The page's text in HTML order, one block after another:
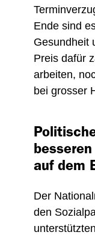
Ende sind
Gesundheit
Preis dafür
arbeiten,
bei grosser
auf dem
Der
den